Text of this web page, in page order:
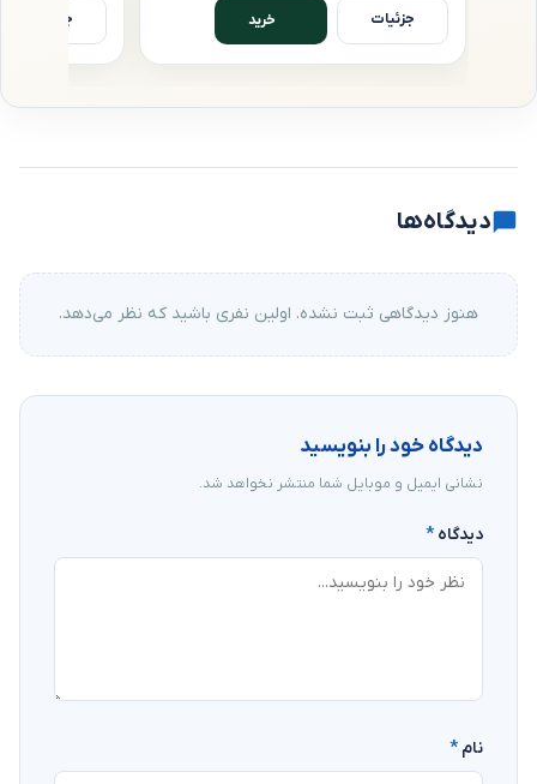
جزئیات خرید جزئیات
دیدگاه‌ها
هنوز دیدگاهی ثبت نشده. اولین نفری باشید که نظر می‌دهد.
دیدگاه خود را بنویسید
نشانی ایمیل و موبایل شما منتشر نخواهد شد.
دیدگاه *
نام *